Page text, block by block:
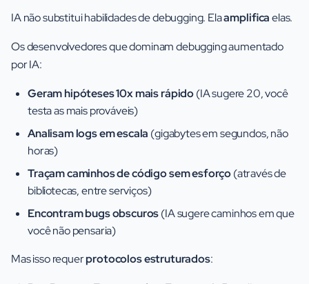
IA não substitui habilidades de debugging. Elaamplificaelas.
Os desenvolvedores que dominam debugging aumentado
por IA:
Geram hipóteses 10x mais rápido(IA sugere 20, você
testa as mais prováveis)
Analisam logs em escala (gigabytes em segundos, não
horas)
Traçam caminhos de código sem esforço(através de
bibliotecas, entre serviços)
Encontram bugs obscuros(IA sugere caminhos em que
você não pensaria)
Mas isso requerprotocolos estruturados: